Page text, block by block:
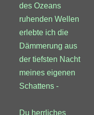
des Ozeans
ruhenden Wellen
erlebte ich die
Dämmerung aus
der tiefsten Nacht
meines eigenen
Schattens -
Du herrliches